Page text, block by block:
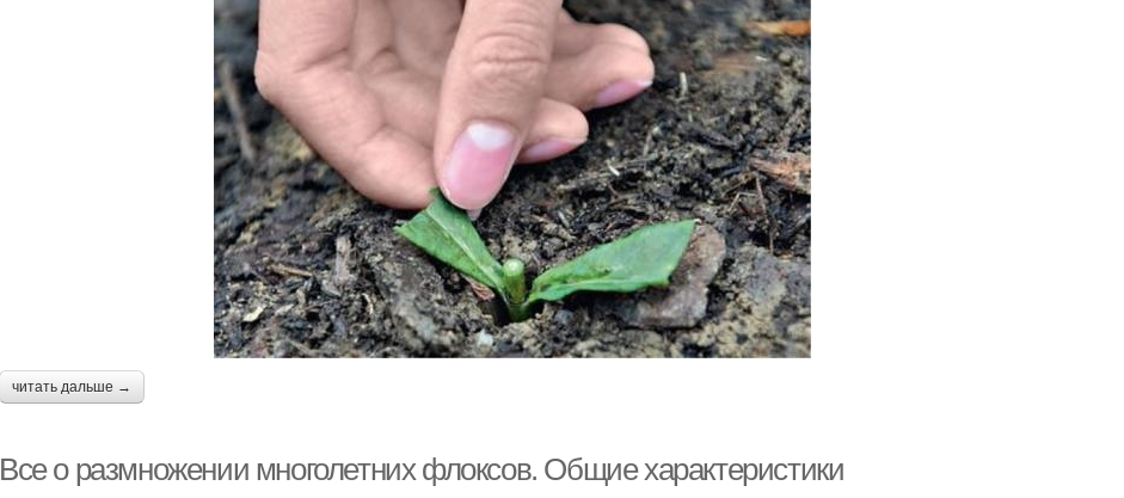
читать дальше →
Все о размножении многолетних флоксов. Общие характеристики